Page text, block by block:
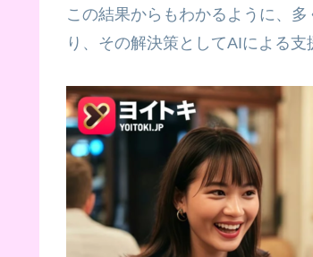
この結果からもわかるように、
り、その解決策としてAIによる支